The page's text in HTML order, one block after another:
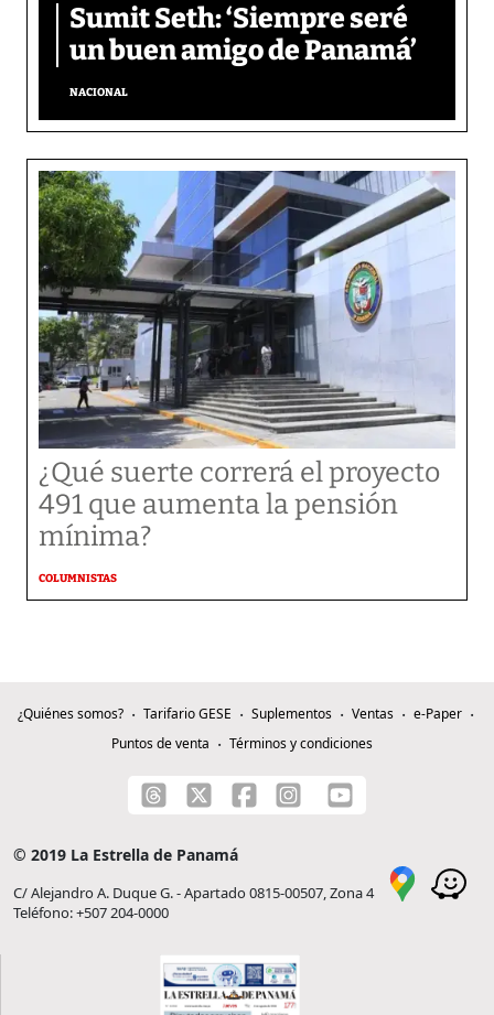
Sumit Seth: ‘Siempre seré
un buen amigo de Panamá’
NACIONAL
¿Qué suerte correrá el proyecto
491 que aumenta la pensión
mínima?
COLUMNISTAS
¿Quiénes somos? Tarifario GESE Suplementos Ventas
e-Paper
Puntos de venta
Términos y condiciones
© 2019 La Estrella de Panamá
C/ Alejandro A. Duque G. - Apartado 0815-00507, Zona 4
Teléfono: +507 204-0000